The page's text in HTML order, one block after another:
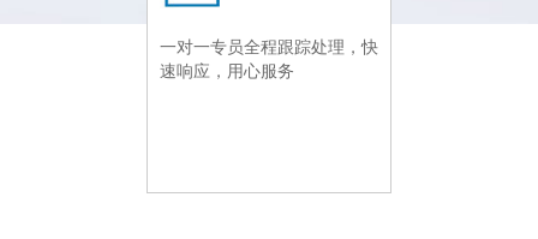
一对一专员全程跟踪处理，快
速响应，用心服务